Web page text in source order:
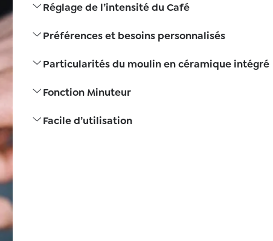
Réglage de l’intensité du Café
Préférences et besoins personnalisés
Particularités du moulin en céramique intégré
Fonction Minuteur
Facile d’utilisation